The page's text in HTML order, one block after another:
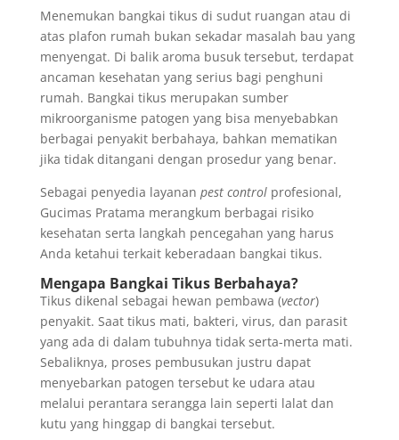
Menemukan bangkai tikus di sudut ruangan atau di
atas plafon rumah bukan sekadar masalah bau yang
menyengat. Di balik aroma busuk tersebut, terdapat
ancaman kesehatan yang serius bagi penghuni
rumah. Bangkai tikus merupakan sumber
mikroorganisme patogen yang bisa menyebabkan
berbagai penyakit berbahaya, bahkan mematikan
jika tidak ditangani dengan prosedur yang benar.
Sebagai penyedia layanan pest controlprofesional,
Gucimas Pratama merangkum berbagai risiko
kesehatan serta langkah pencegahan yang harus
Anda ketahui terkait keberadaan bangkai tikus.
Mengapa Bangkai Tikus Berbahaya?
Tikus dikenal sebagai hewan pembawa (vector)
penyakit. Saat tikus mati, bakteri, virus, dan parasit
yang ada di dalam tubuhnya tidak serta-merta mati.
Sebaliknya, proses pembusukan justru dapat
menyebarkan patogen tersebut ke udara atau
melalui perantara serangga lain seperti lalat dan
kutu yang hinggap di bangkai tersebut.